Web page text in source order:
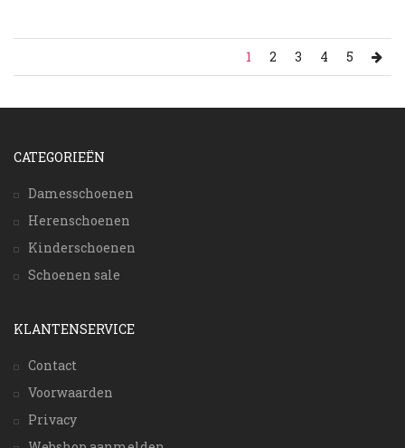
1 2 3 4 5
CATEGORIEËN
Damesschoenen
Herenschoenen
Kinderschoenen
Schoenen sale
KLANTENSERVICE
Contact
Voorwaarden
Privacy